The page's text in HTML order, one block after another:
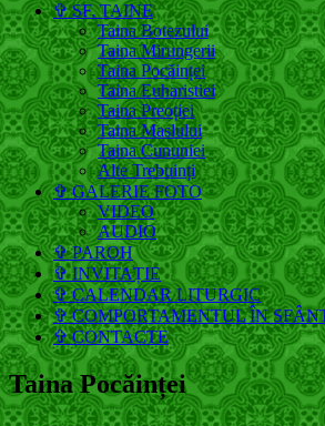
✞ SF. TAINE
Taina Botezului
Taina Mirungerii
Taina Pocăinței
Taina Euharistiei
Taina Preoției
Taina Maslului
Taina Cununiei
Alte Trebuinți
✞ GALERIE FOTO
VIDEO
AUDIO
✞ PAROH
✞ INVITAȚIE
✞ CALENDAR LITURGIC
✞ COMPORTAMENTUL ÎN
✞ CONTACTE
Taina Pocăinței